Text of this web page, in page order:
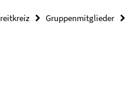
Gruppenmitglieder